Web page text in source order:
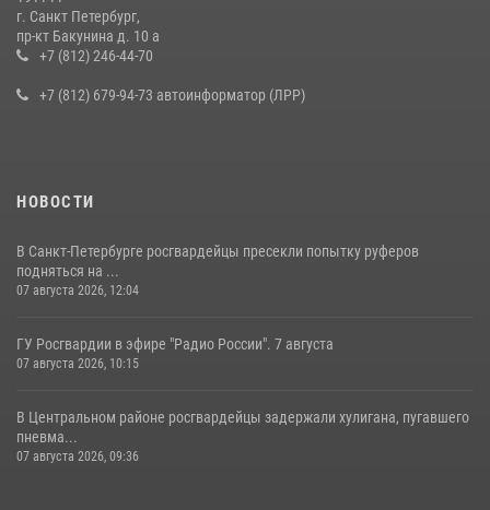
В Ленобласти сотрудники Росгвардии провели встречу с
воспитанниками детского клуба «Умные каникулы»
г. Санкт Петербург,
пр-кт Бакунина д. 10 а
+7 (812) 246-44-70
+7 (812) 679-94-73 автоинформатор (ЛРР)
НОВОСТИ
В Санкт-Петербурге росгвардейцы пресекли попытку руферов
подняться на ...
07 августа 2026, 12:04
ГУ Росгвардии в эфире "Радио России". 7 августа
07 августа 2026, 10:15
В Центральном районе росгвардейцы задержали хулигана, пугавшего
пневма...
07 августа 2026, 09:36